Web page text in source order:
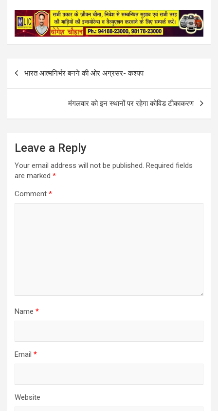
c
e
b
o
a
i
l
a
t
s
A
a
r
e
भारत आत्मनिर्भर बनने की ओर अग्रसर- कश्यप
मंगलवार को इन स्थानों पर रहेगा कोविड टीकाकरण
Leave a Reply
Your email address will not be published. Required fields
are marked *
Comment *
Name *
Email *
Website